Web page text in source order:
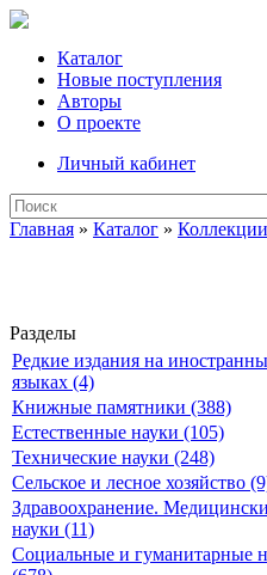
Каталог
Новые поступления
Авторы
О проекте
Личный кабинет
Главная » Каталог » Коллекции
Разделы
Редкие издания на
языках (4)
Книжные памятники (388)
Естественные науки (105)
Технические науки (248)
Сельское и лесное хозяйство
Здравоохранение.
науки (11)
Социальные и гуманитарные